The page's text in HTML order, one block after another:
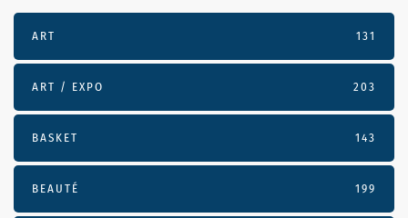
ART 131
ART / EXPO 203
BASKET 143
BEAUTÉ 199